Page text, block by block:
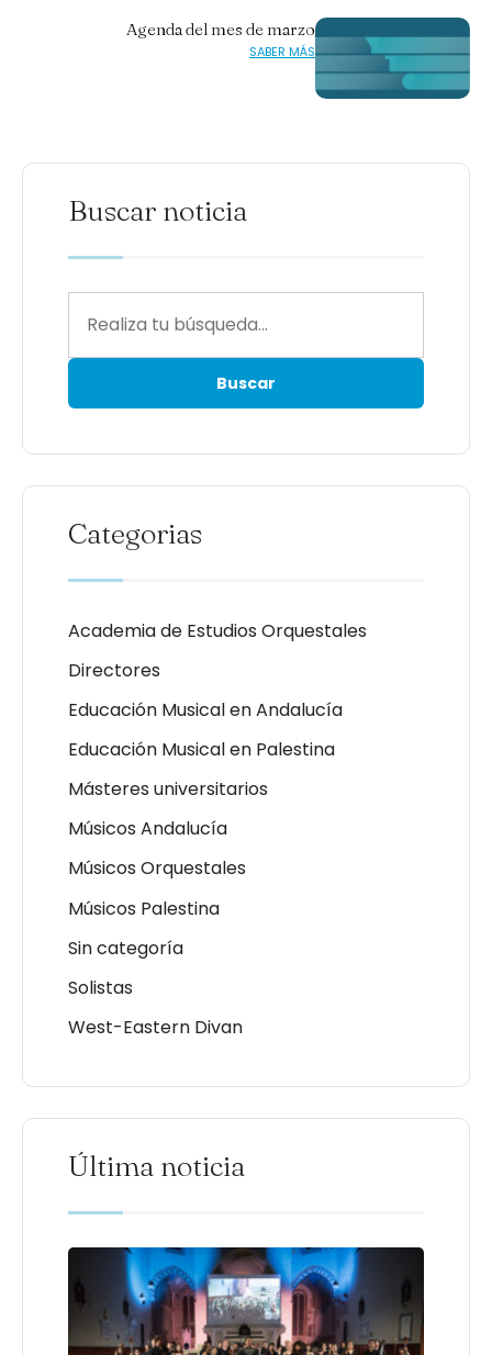
Agenda del mes de marzo
SABER MÁS
Buscar noticia
Categorias
Academia de Estudios Orquestales
Directores
Educación Musical en Andalucía
Educación Musical en Palestina
Másteres universitarios
Músicos Andalucía
Músicos Orquestales
Músicos Palestina
Sin categoría
Solistas
West-Eastern Divan
Última noticia